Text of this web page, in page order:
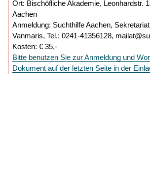
Ort: Bischöfliche Akademie, Leonhardstr.
Aachen
Anmeldung: Suchthilfe Aachen,
Vanmaris, Tel.: 0241-41356128,
Kosten: € 35,-
Bitte benutzen Sie zur Anmeldung und
Dokument auf der letzten Seite in der